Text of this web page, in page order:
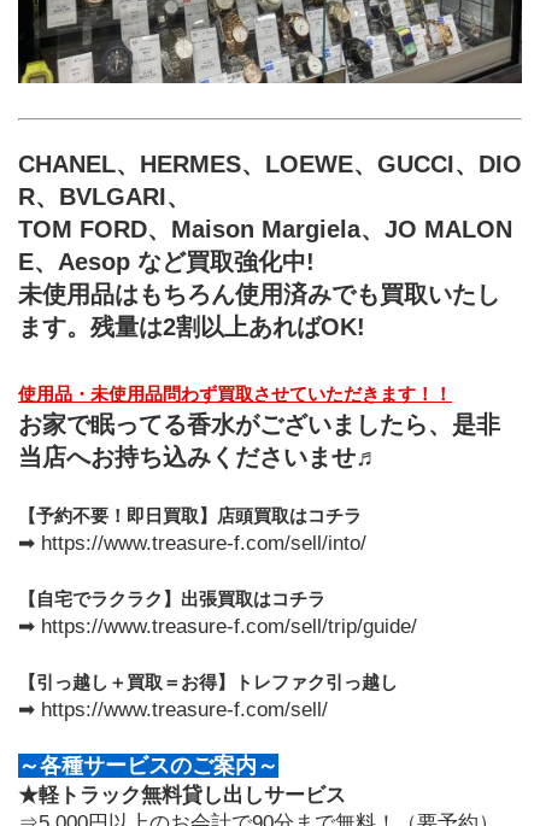
CHANEL、HERMES、LOEWE、GUCCI、DIO
R、BVLGARI、
TOM FORD、Maison Margiela、JO MALON
E、Aesop など買取強化中!
未使用品はもちろん使用済みでも買取いたし
ます。残量は2割以上あればOK!
使用品・未使用品問わず買取させていただきます！！
お家で眠ってる香水がございましたら、是非
当店へお持ち込みくださいませ♬
【予約不要！即日買取】店頭買取はコチラ
➡ https://www.treasure-f.com/sell/into/
【自宅でラクラク】出張買取はコチラ
➡ https://www.treasure-f.com/sell/trip/guide/
【引っ越し＋買取＝お得】トレファク引っ越し
➡ https://www.treasure-f.com/sell/
～各種サービスのご案内～
★軽トラック無料貸し出しサービス